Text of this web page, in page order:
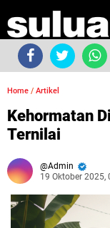
Home / Artikel
Kehormatan
Ternilai
Admin
19 Oktober 2025,